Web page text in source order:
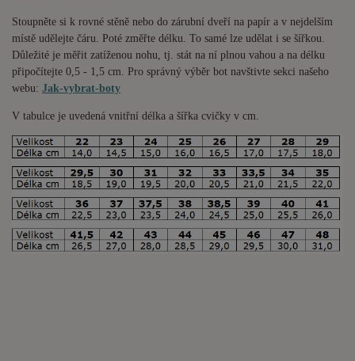
Stoupněte si k rovné stěně nebo do zárubní dveří na papír a v nejdelším
místě udělejte čáru. Poté změřte délku. To samé lze udělat i se šířkou.
Důležité je měřit zatíženou nohu, tj. stát na ní plnou vahou a na délku
připočítejte 0,5 - 1,5 cm. Pro správný výběr bot navštivte sekci našeho
webu: Jak-vybrat-boty
V tabulce je uvedená vnitřní délka a šířka cvičky v cm.